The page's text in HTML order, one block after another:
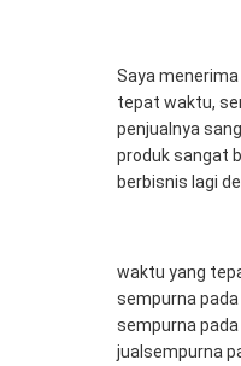
Saya
tepat waktu,
penjualnya
produk sangat
berbisnis lagi
waktu yang
sempurna
sempurna
jualsempurna